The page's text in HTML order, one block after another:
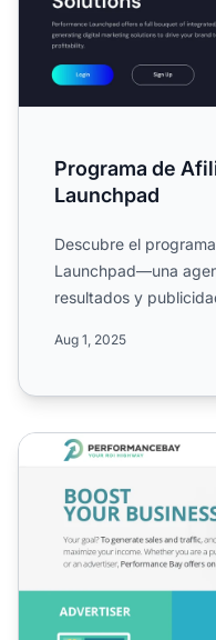
Programa de
Launchpad
Descubre el
Launchpad—una
resultados y
Aug 1, 2025
Programa de Afiliados